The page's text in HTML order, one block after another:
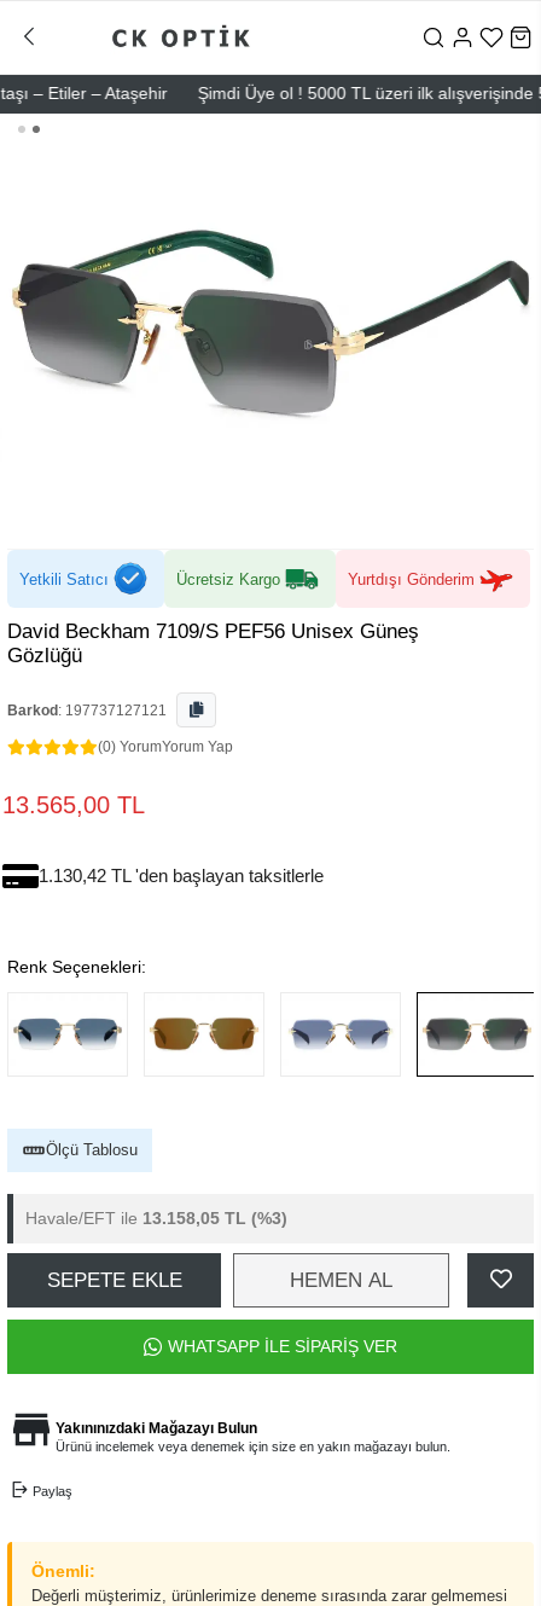
Etiler – Ataşehir Şimdi Üye ol ! 5000 TL üzeri ilk alışverişinde 500
Yetkili Satıcı Ücretsiz Kargo Yurtdışı Gönderim
David Beckham 7109/S PEF56 Unisex Güneş
Gözlüğü
Barkod : 197737127121
(0) YorumYorum Yap
13.565,00 TL
1.130,42 TL 'den başlayan taksitlerle
Renk Seçenekleri:
Ölçü Tablosu
Havale/EFT ile 13.158,05 TL (%3)
SEPETE EKLE HEMEN AL
WHATSAPP İLE SİPARİŞ VER
Yakınınızdaki Mağazayı Bulun
Ürünü incelemek veya denemek için size en yakın mağazayı bulun.
Paylaş
Önemli:
Değerli müşterimiz, ürünlerimize deneme sırasında zarar gelmemesi